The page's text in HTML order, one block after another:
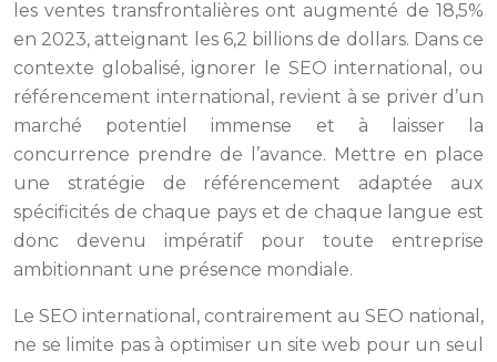
les ventes transfrontalières ont augmenté de 18,5%
en 2023, atteignant les 6,2 billions de dollars. Dans ce
contexte globalisé, ignorer le SEO international, ou
référencement international, revient à se priver d’un
marché potentiel immense et à laisser la
concurrence prendre de l’avance. Mettre en place
une stratégie de référencement adaptée aux
spécificités de chaque pays et de chaque langue est
donc devenu impératif pour toute entreprise
ambitionnant une présence mondiale.
Le SEO international, contrairement au SEO national,
ne se limite pas à optimiser un site web pour un seul